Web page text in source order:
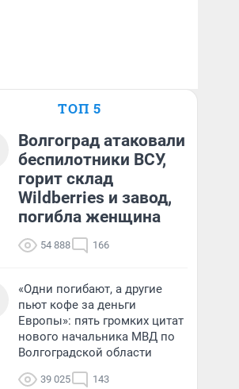
ТОП 5
Волгоград атаковали
беспилотники ВСУ,
горит склад
Wildberries и завод,
погибла женщина
54 888 166
«Одни погибают, а другие
пьют кофе за деньги
Европы»: пять громких цитат
нового начальника МВД по
Волгоградской области
39 025 143